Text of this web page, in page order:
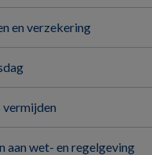
en verzekering
vermijden
aan wet- en regelgeving